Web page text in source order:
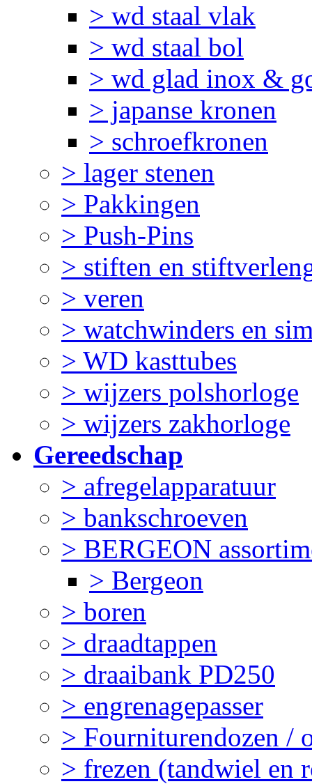
> wd staal vlak
> wd staal bol
> wd glad inox &
> japanse kronen
> schroefkronen
> lager stenen
> Pakkingen
> Push-Pins
> stiften en
> veren
> watchwinders en
> WD kasttubes
> wijzers polshorloge
> wijzers zakhorloge
Gereedschap
> afregelapparatuur
> bankschroeven
> BERGEON
> Bergeon
> boren
> draadtappen
> draaibank PD250
> engrenagepasser
> Fourniturendozen /
> frezen (tandwiel en